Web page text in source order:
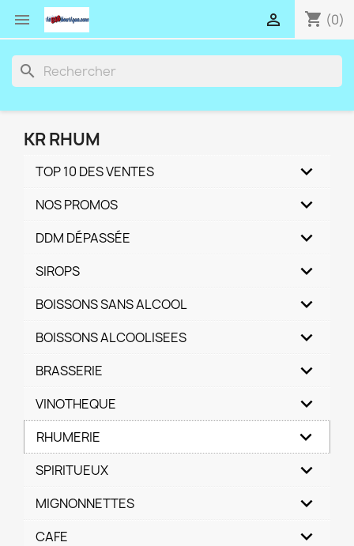
 shopping_cart (0)

search
KR RHUM
TOP 10 DES VENTES
NOS PROMOS
DDM DÉPASSÉE
SIROPS
BOISSONS SANS ALCOOL
BOISSONS ALCOOLISEES
BRASSERIE
VINOTHEQUE
RHUMERIE
SPIRITUEUX
MIGNONNETTES
CAFE